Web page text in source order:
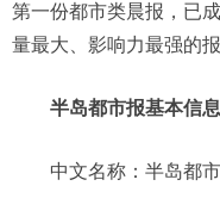
第一份都市类晨报，已
量最大、影响力最强的报
半岛都市报基本信息
中文名称：半岛都